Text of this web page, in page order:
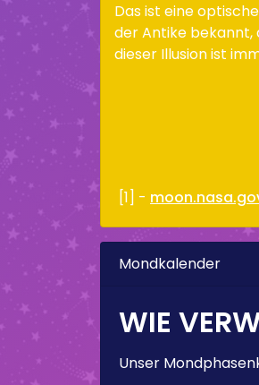
Das ist eine
der Antike bekannt,
dieser Illusion ist
[1] -
Mondkalender
WIE
Unser